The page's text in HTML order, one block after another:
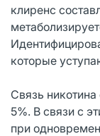
клиренс
которые
Связь
5%. В связи с
при